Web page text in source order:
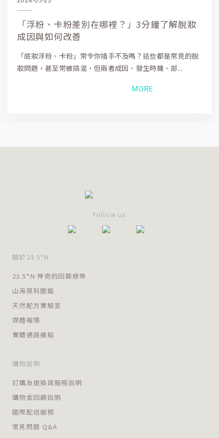
「浮粉、卡粉差別在哪裡？」3分鐘了解脫妝
成因與如何改善
「底妝浮粉、卡粉」常令你措手不及嗎？這些都是常見的脫
妝問題，甚至常被搞混，但兩者成因、發生時機、部...
MORE
Follow us
關於23.5°N
23.5°N 神奇的回歸綠帶
山海原料圖鑑
天然配方實驗室
媒體報導
實體通路據點
購物說明
訂購及退換貨服務說明
購物金回饋說明
國際配送服務
常見問題 Q&A